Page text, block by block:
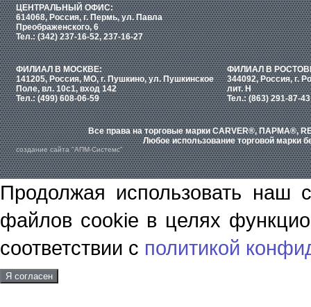
ЦЕНТРАЛЬНЫЙ ОФИС:
614068, Россия, г. Пермь, ул. Павла
Преображенского, 6
Тел.: (342) 237-16-52, 237-16-27
ФИЛИАЛ В МОСКВЕ:
141205, Россия, МО, г. Пушкино, ул. Пушкинское
Поле, вл. 10с1, вход 142
Тел.: (499) 608-06-59
ФИЛИАЛ В
344092, Россия, г.
лит. Н
Тел.: (863) 291-87-43
Все права на торговые марки CARVER®, ПАРМА®,
Любое использование торговой марки
создание сайта "АПМ-Системс"
Продолжая использовать наш
файлов cookie в целях
соответствии с политикой
Я согласен